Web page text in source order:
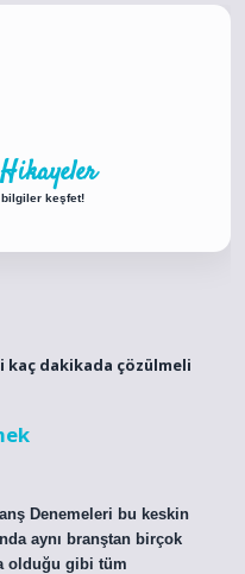
keşfet!
kaç dakikada çözülmeli
Denemeleri bu keskin
aynı branştan birçok
olduğu gibi tüm